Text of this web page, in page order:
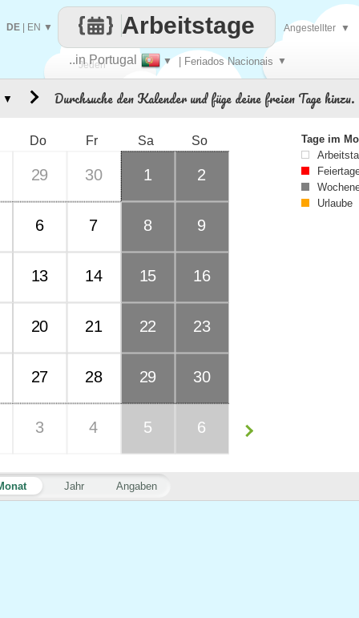
Jeden
..in Portugal ▼ | Feriados Nacionais ▼
Arbeitstage
DE EN ▼ Angestellter ▼
Durchsuche den Kalender und füge deine freien Tage hinzu.
Jahr Angaben
Do Fr Sa So
29 30 1 2
6 7 8 9
13 14 15 16
20 21 22 23
27 28 29 30
3 4 5 6
▼
Tage im
Urlaube